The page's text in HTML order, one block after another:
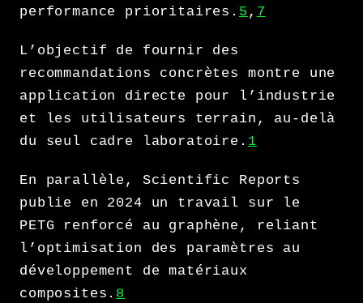
performance prioritaires. 5 , 7
L’objectif de fournir des
recommandations concrètes montre une
application directe pour l’industrie
et les utilisateurs terrain, au-delà
du seul cadre laboratoire. 1
En parallèle, Scientific Reports
publie en 2024 un travail sur le
PETG renforcé au graphène, reliant
l’optimisation des paramètres au
développement de matériaux
composites. 8